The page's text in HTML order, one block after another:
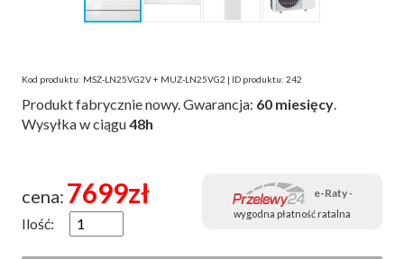
Kod produktu: MSZ-LN25VG2V + MUZ-LN25VG2 | ID produktu: 242
Produkt fabrycznie nowy. Gwarancja: 60 miesięcy
Wysyłka w ciągu48h
cena: 7699zł
Ilość:
e-Raty-
wygodna płatność ratalna